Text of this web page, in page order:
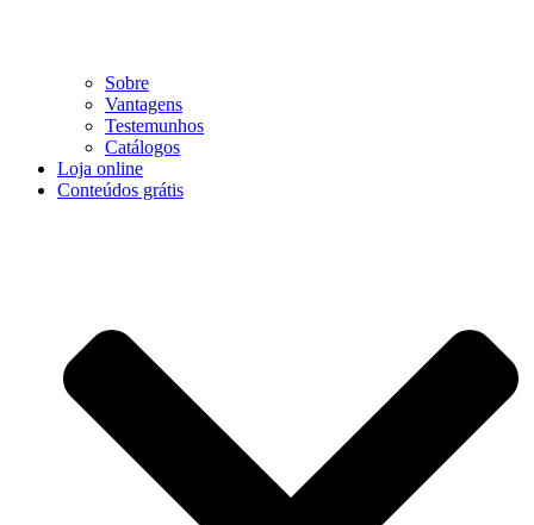
Sobre
Vantagens
Testemunhos
Catálogos
Loja online
Conteúdos grátis